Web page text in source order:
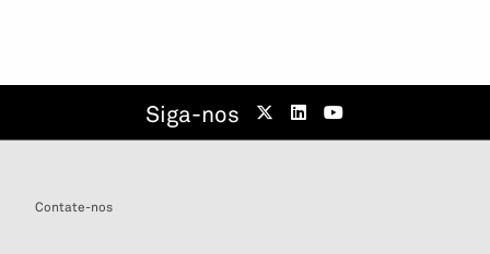
Siga-nos
Contate-nos